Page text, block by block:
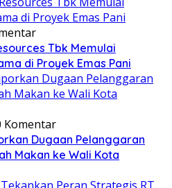
Tbk Memulai
di Proyek Emas Pani
Komentar
Dugaan Pelanggaran
Makan ke Wali Kota